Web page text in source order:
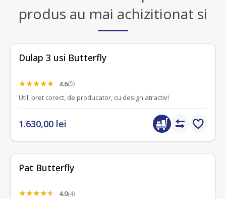
produs au mai achizitionat si
Dulap 3 usi Butterfly
4.6(5)
Util, pret corect, de producator, cu design atractiv!
1.630,00 lei
Pat Butterfly
4.0(4)